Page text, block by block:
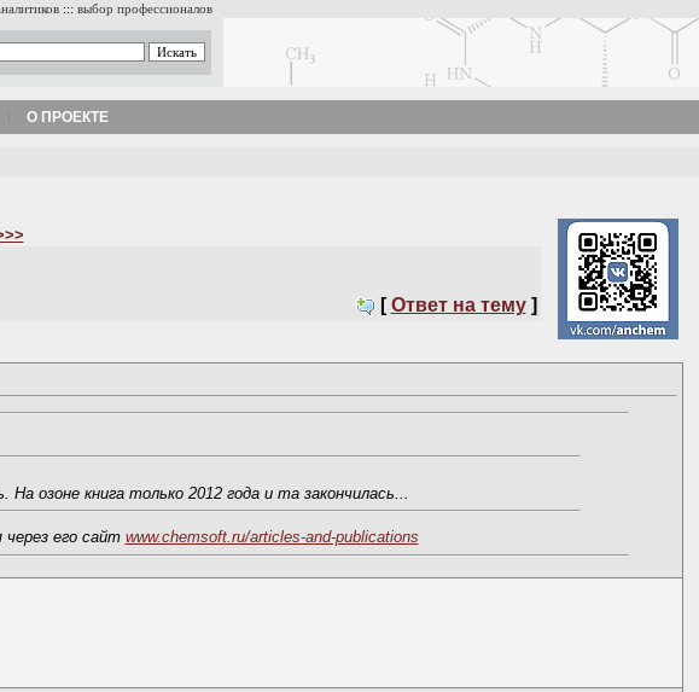
::: выбор профессионалов
О ПРОЕКТЕ
[ Ответ на тему ]
озоне книга только 2012 года и та закончилась...
через его сайт www.chemsoft.ru/articles-and-publications